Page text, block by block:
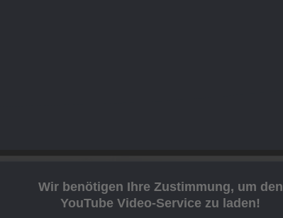
Wir benötigen Ihre Zustimmung, um den
YouTube Video-Service zu laden!